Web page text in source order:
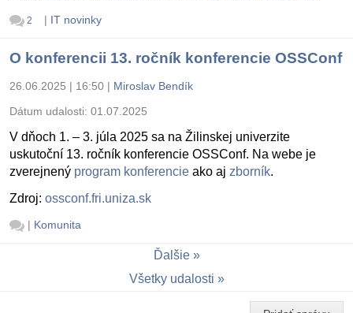
2 | IT novinky
O konferencii 13. ročník konferencie OSSConf
26.06.2025 | 16:50 | Miroslav Bendík
Dátum udalosti: 01.07.2025
V dňoch 1. – 3. júla 2025 sa na Žilinskej univerzite
uskutoční 13. ročník konferencie OSSConf. Na webe je
zverejnený program konferencie ako aj zborník.
Zdroj: ossconf.fri.uniza.sk
| Komunita
Ďalšie
Všetky udalosti